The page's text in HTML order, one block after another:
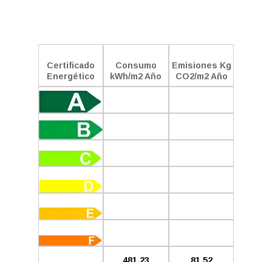
Certificado
Energético
Consumo
kWh/m2 Año
Emisiones Kg
CO2/m2 Año